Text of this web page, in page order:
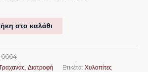
στο καλάθι
6664
, Διατροφή Ετικέτα: Χυλοπίτες